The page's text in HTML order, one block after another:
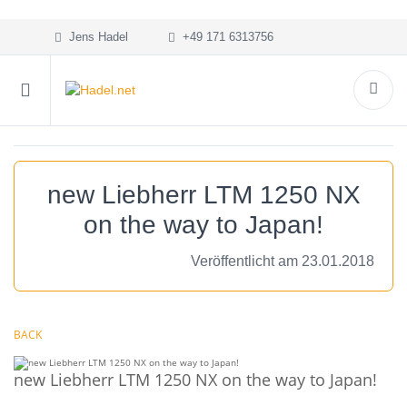
Jens Hadel +49 171 6313756
new Liebherr LTM 1250 NX
on the way to Japan!
Veröffentlicht am 23.01.2018
BACK
new Liebherr LTM 1250 NX on the way to Japan!